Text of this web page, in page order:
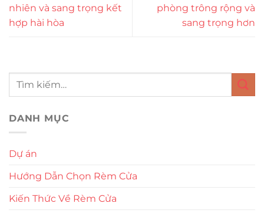
nhiên và sang trọng kết
hợp hài hòa
phòng trông rộng và
sang trọng hơn
DANH MỤC
Dự án
Hướng Dẫn Chọn Rèm Cửa
Kiến Thức Về Rèm Cửa